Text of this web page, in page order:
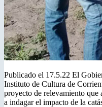
Publicado el 17.5.22 El
Instituto de Cultura de
proyecto de relevamiento que
a indagar el impacto de la